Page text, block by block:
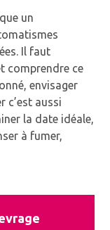
un
Il faut
comprendre ce
envisager
c’est aussi
la date idéale,
à fumer,